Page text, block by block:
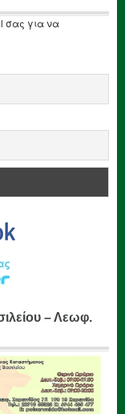
σας για να
– Λεωφ.